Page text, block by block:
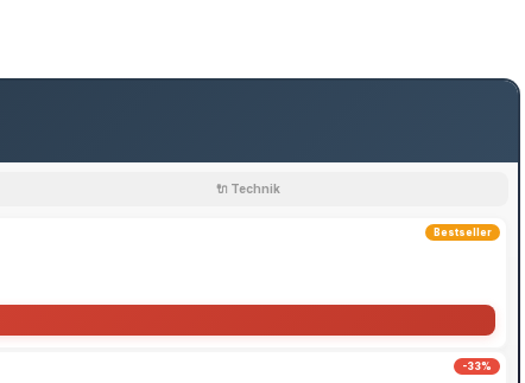
🔌 Technik
Bestseller
-33%